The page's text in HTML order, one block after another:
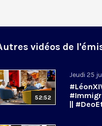
vidéos de
52:52
Jeudi 25
||